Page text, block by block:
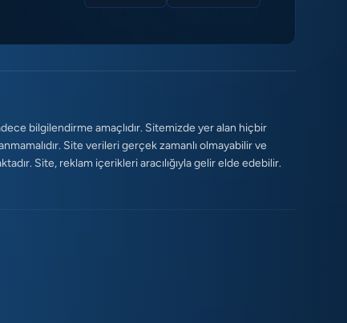
bilgilendirme amaçlıdır. Sitemizde yer alan hiçbir
Site verileri gerçek zamanlı olmayabilir ve
Site, reklam içerikleri aracılığıyla gelir elde edebilir.